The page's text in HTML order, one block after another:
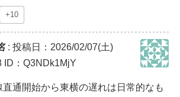
+10
: 投稿日：2026/02/07(土)
ID：Q3NDk1MjY
直通開始から東横の遅れは日常的なも